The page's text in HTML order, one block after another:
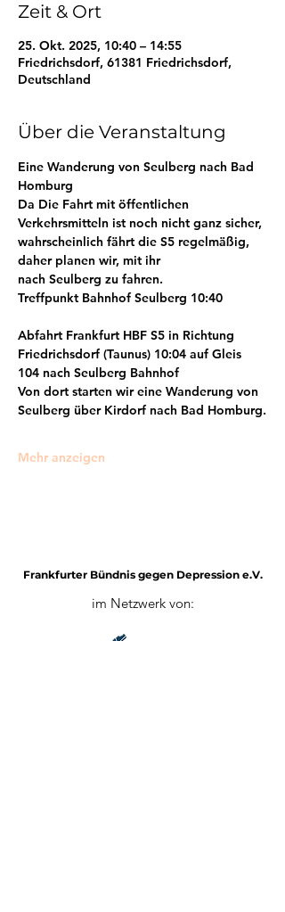
Zeit & Ort
25. Okt. 2025, 10:40 – 14:55
Friedrichsdorf, 61381 Friedrichsdorf,
Deutschland
Über die Veranstaltung
Eine Wanderung von Seulberg nach Bad
Homburg
Da Die Fahrt mit öffentlichen
Verkehrsmitteln ist noch nicht ganz sicher,
wahrscheinlich fährt die S5 regelmäßig,
daher planen wir, mit ihr
nach Seulberg zu fahren.
Treffpunkt Bahnhof Seulberg 10:40
Abfahrt Frankfurt HBF S5 in Richtung
Friedrichsdorf (Taunus) 10:04 auf Gleis
104 nach Seulberg Bahnhof
Von dort starten wir eine Wanderung von
Seulberg über Kirdorf nach Bad Homburg.
Mehr anzeigen
Frankfurter Bündnis gegen Depression e.V.
im Netzwerk von: